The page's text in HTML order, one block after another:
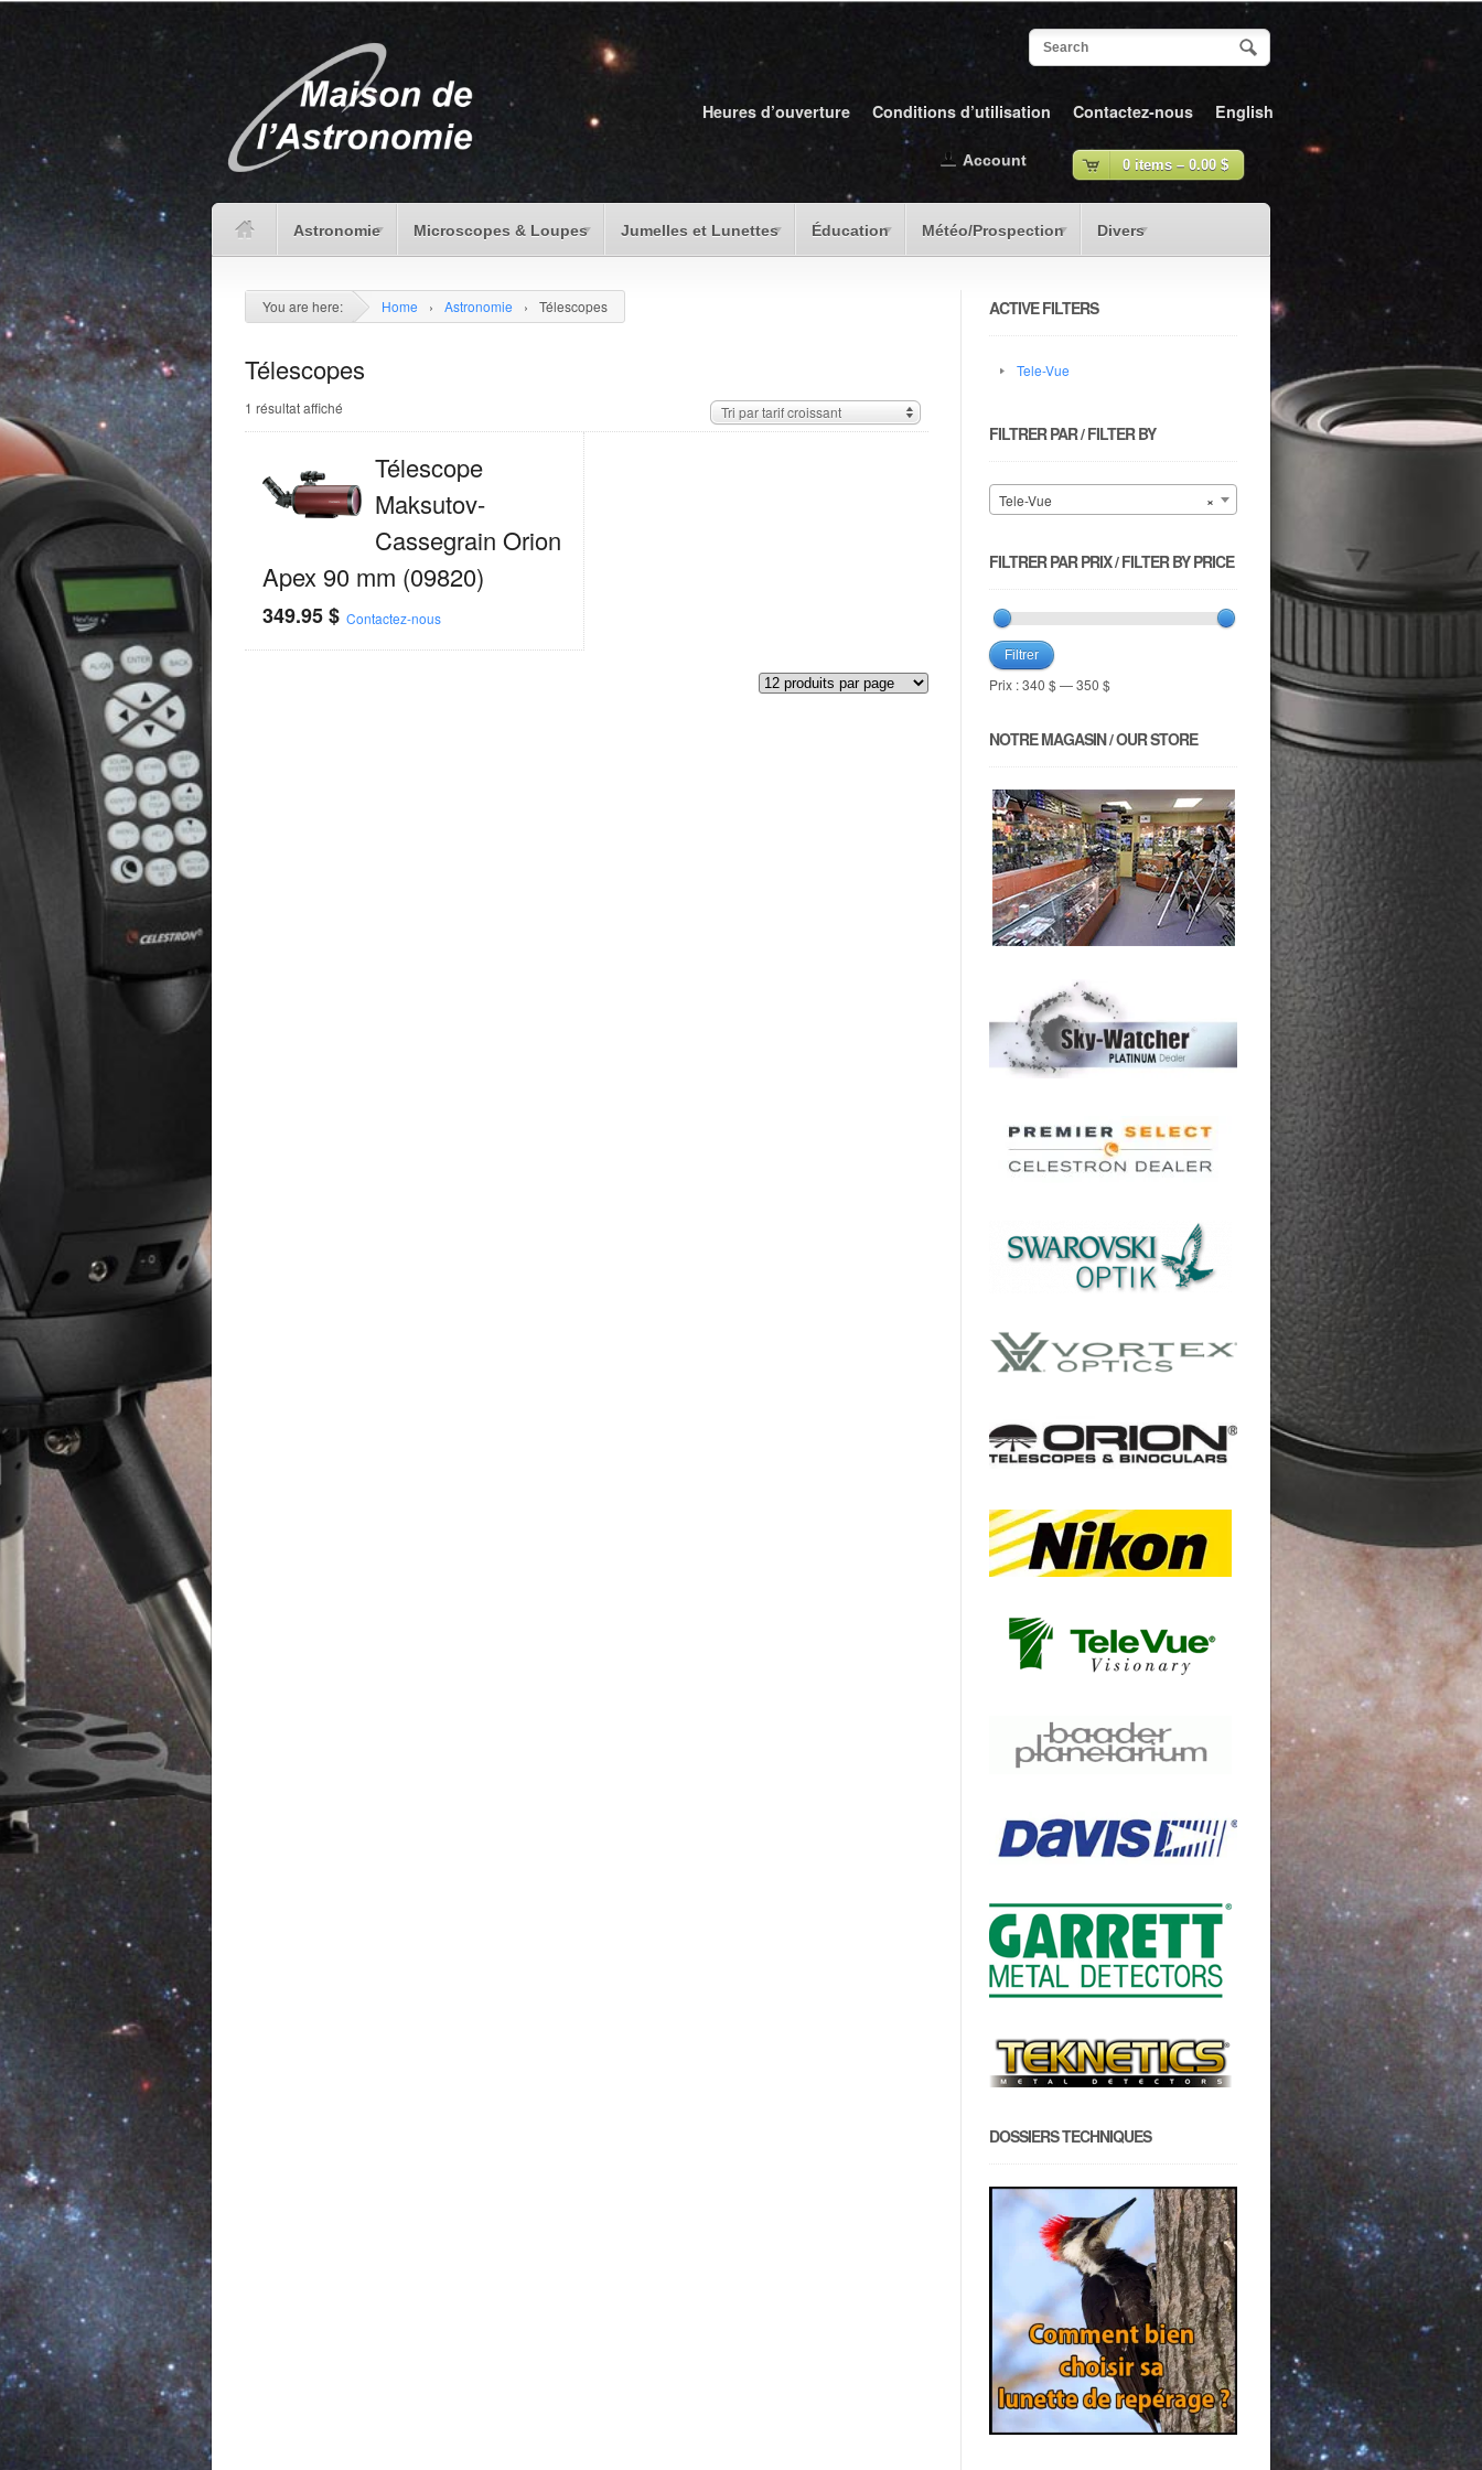
Heures d’ouverture Conditions d’utilisation Contactez-nous English
Astronomie Microscopes & Loupes Jumelles et Lunettes Éducation Météo/Prospection Divers
0 items – 0.00 $
Account
You are here: Home › Astronomie › Télescopes
Télescopes
1 résultat affiché Tri par tarif croissant
Télescope
Maksutov-
Cassegrain Orion
Apex 90 mm (09820)
349.95$ Contactez-nous
ACTIVE FILTERS
Tele-Vue
FILTRER PAR / FILTER BY
×
Tele-Vue
FILTRER PAR PRIX / FILTER BY PRICE
Filtrer
Prix :340 $ —350 $
NOTRE MAGASIN / OUR STORE
DOSSIERS TECHNIQUES